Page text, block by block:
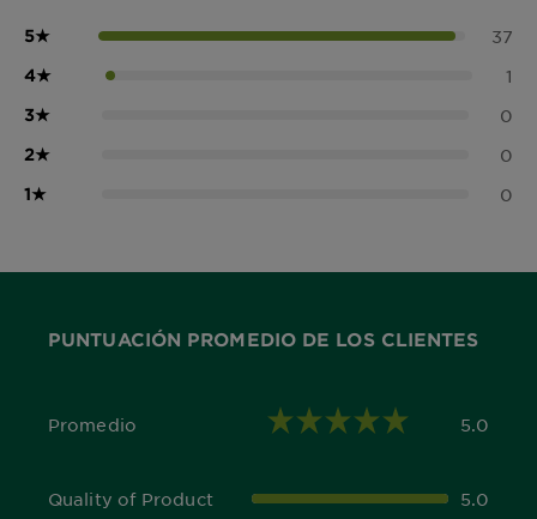
5★ 37
4★ 1
3★ 0
2★ 0
1★ 0
PUNTUACIÓN PROMEDIO DE LOS CLIENTES
Promedio
5.0 out of 5 stars 5.0
Quality of Product
5.0 out of 5 stars 5.0